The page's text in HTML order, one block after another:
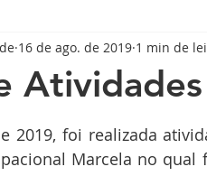
Atividades
16 de ago. de 2019 1 min de
2019, foi realizada
Marcela no